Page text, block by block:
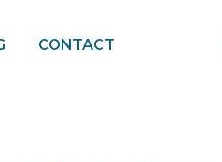
CONTACT